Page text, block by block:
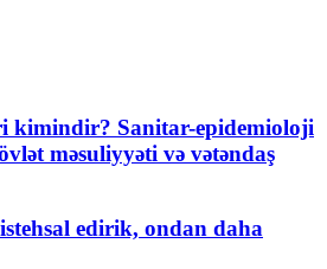
kimindir? Sanitar-epidemioloji
məsuliyyəti və vətəndaş
edirik, ondan daha